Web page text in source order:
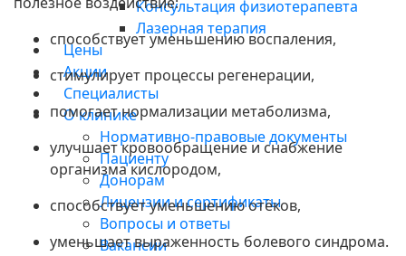
Консультация физиотерапевта
Лазерная терапия
Цены
Акции
Специалисты
О клинике
Нормативно-правовые документы
Пациенту
Донорам
Лицензии и сертификаты
Вопросы и ответы
Вакансии
способствует уменьшению воспаления,
стимулирует процессы регенерации,
помогает нормализации метаболизма,
улучшает кровообращение и снабжение
организма кислородом,
способствует уменьшению отёков,
уменьшает выраженность болевого синдрома.